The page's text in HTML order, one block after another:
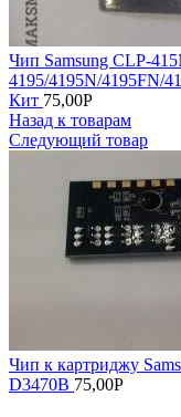
Чип Samsung CLP-
4195/4195N/4195FN/
Кит 75,00Р
Назад к товарам
Следующий товар
Чип к картриджу
D3470B 75,00Р